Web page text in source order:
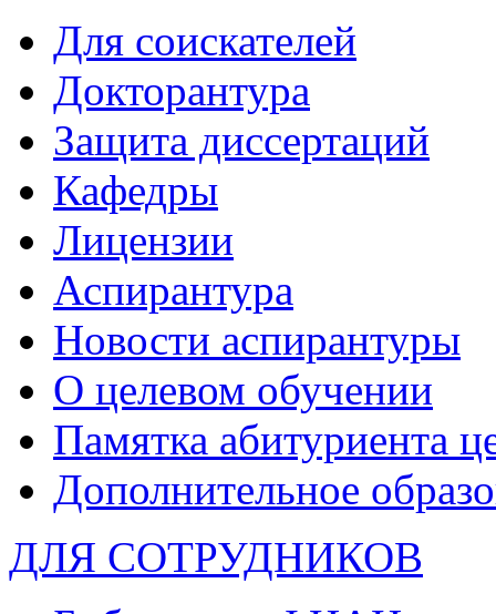
Для соискателей
Докторантура
Защита диссертаций
Кафедры
Лицензии
Аспирантура
Новости аспирантуры
О целевом обучении
Памятка абитуриента
Дополнительное
ДЛЯ СОТРУДНИКОВ